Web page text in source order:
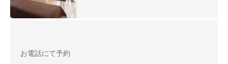
お電話にて予約